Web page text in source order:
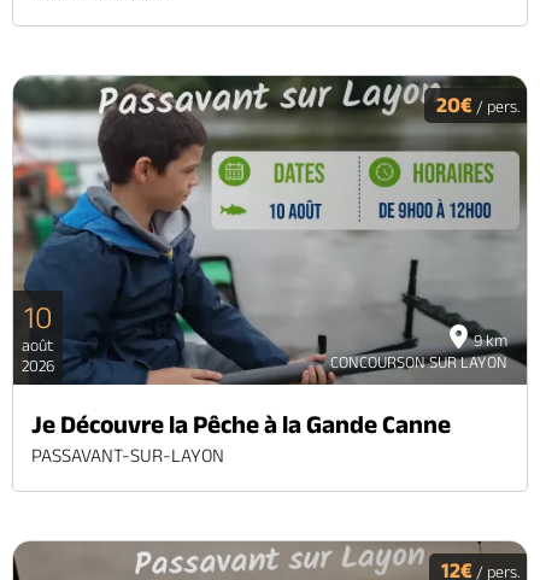
9 km
CONCOURSON SUR LAYON
20€ / pers.
10
août
2026
Je Découvre la Pêche à la Gande Canne
PASSAVANT-SUR-LAYON
12€ / pers.